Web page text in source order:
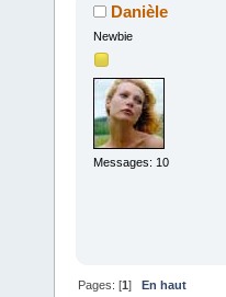
Danièle
Newbie
Messages: 10
Pages: [1]En haut